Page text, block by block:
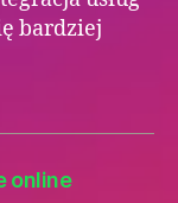
bardziej
online